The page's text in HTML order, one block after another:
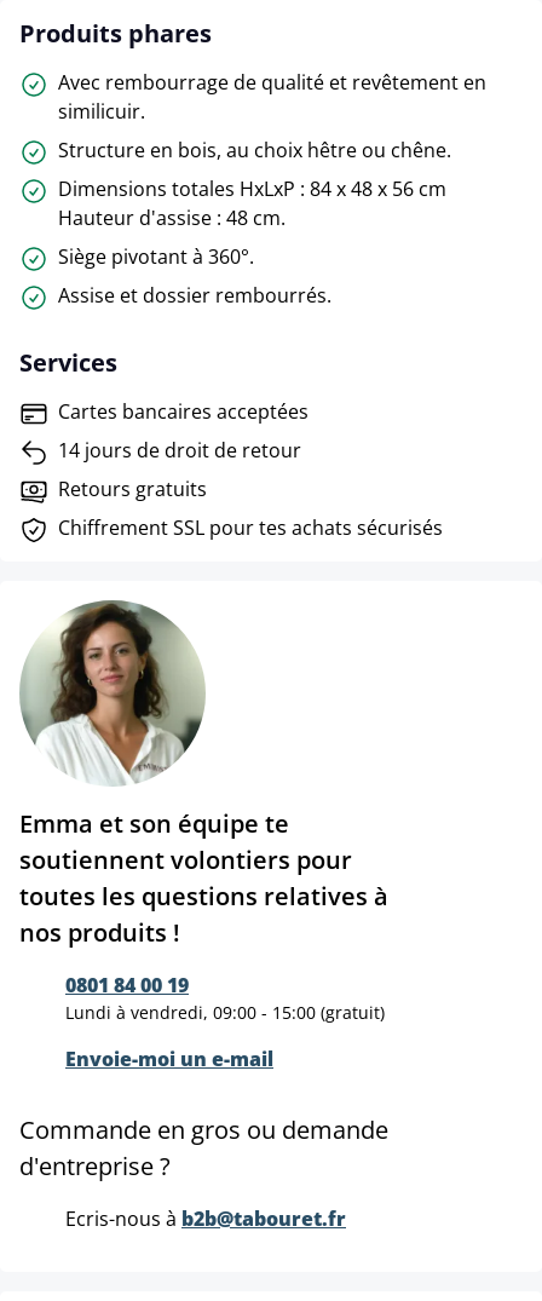
Produits phares
Avec rembourrage de qualité et revêtement en
similicuir.
Structure en bois, au choix hêtre ou chêne.
Dimensions totales HxLxP : 84 x 48 x 56 cm
Hauteur d'assise : 48 cm.
Siège pivotant à 360°.
Assise et dossier rembourrés.
Services
Cartes bancaires acceptées
14 jours de droit de retour
Retours gratuits
Chiffrement SSL pour tes achats sécurisés
Emma et son équipe te
soutiennent volontiers pour
toutes les questions relatives à
nos produits !
0801 84 00 19
Lundi à vendredi, 09:00 - 15:00 (gratuit)
Envoie-moi un e-mail
Commande en gros ou demande
d'entreprise ?
Ecris-nous à b2b@tabouret.fr